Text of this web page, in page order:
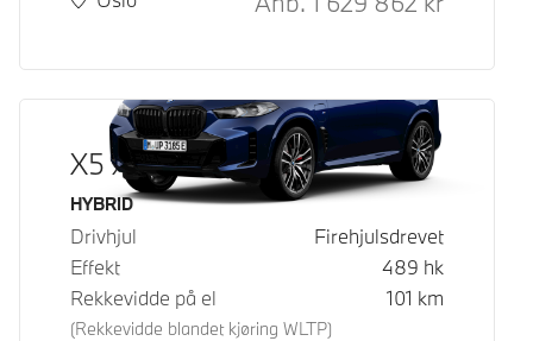
X5 xDrive50e
Drivstoff
HYBRID
Drivhjul
Firehjulsdrevet
Effekt
489 hk
Rekkevidde på el
(Rekkevidde blandet kjøring WLTP)
101 km